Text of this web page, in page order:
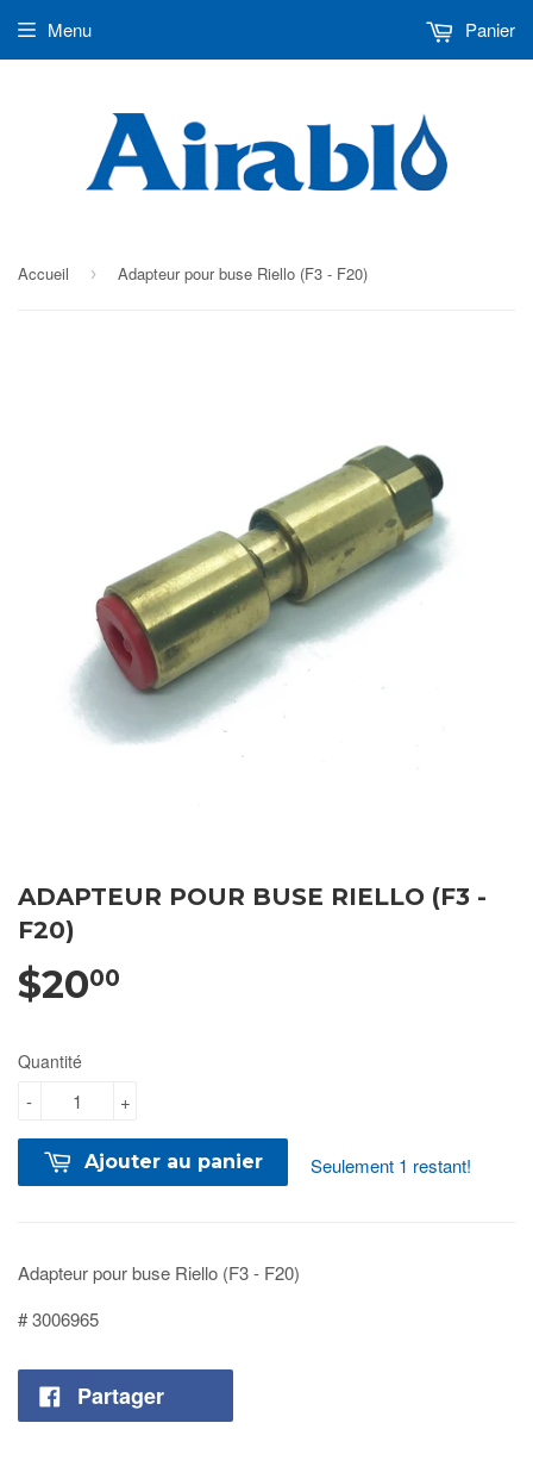
Menu Panier
Accueil › Adapteur pour buse Riello (F3 - F20)
ADAPTEUR POUR BUSE RIELLO (F3 -
F20)
$2000
Quantité
+
-
Ajouter au panier Seulement 1 restant!
Adapteur pour buse Riello (F3 - F20)
# 3006965
Partager